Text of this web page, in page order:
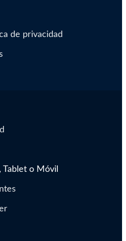
de privacidad
o Móvil